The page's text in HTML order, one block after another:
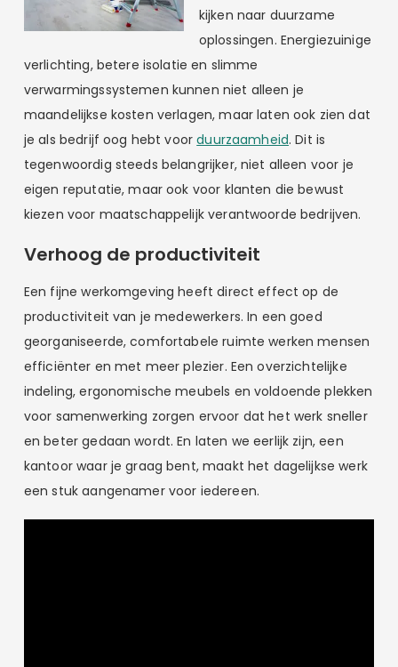
kijken naar duurzame
oplossingen. Energiezuinige
verlichting, betere isolatie en slimme
verwarmingssystemen kunnen niet alleen je
maandelijkse kosten verlagen, maar laten ook zien dat
je als bedrijf oog hebt voorduurzaamheid. Dit is
tegenwoordig steeds belangrijker, niet alleen voor je
eigen reputatie, maar ook voor klanten die bewust
kiezen voor maatschappelijk verantwoorde bedrijven.
Verhoog de productiviteit
Een fijne werkomgeving heeft direct effect op de
productiviteit van je medewerkers. In een goed
georganiseerde, comfortabele ruimte werken mensen
efficiënter en met meer plezier. Een overzichtelijke
indeling, ergonomische meubels en voldoende plekken
voor samenwerking zorgen ervoor dat het werk sneller
en beter gedaan wordt. En laten we eerlijk zijn, een
kantoor waar je graag bent, maakt het dagelijkse werk
een stuk aangenamer voor iedereen.